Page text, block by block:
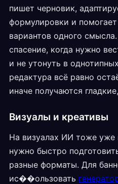
пишет черновик,
формулировки и
вариантов одного
спасение, когда нужно
и не утонуть в
редактура всё равно
иначе получаются
Визуалы и креативы
На визуалах ИИ тоже уже
нужно быстро
разные форматы. Для
ис��ользовать